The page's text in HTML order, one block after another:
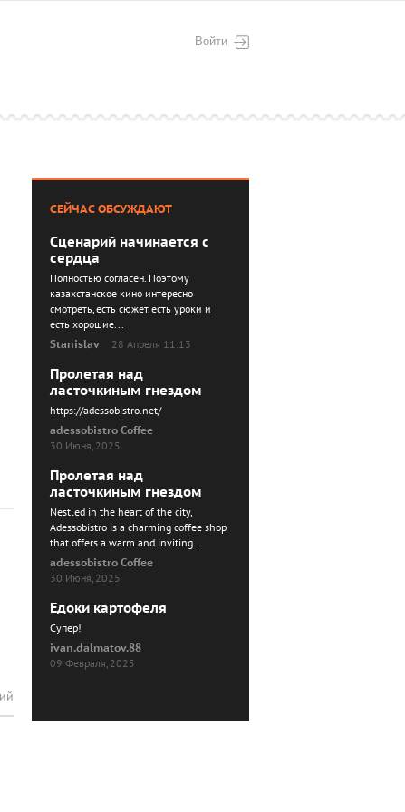
Войти
СЕЙЧАС ОБСУЖДАЮТ
Сценарий начинается с
сердца
Полностью согласен. Поэтому
казахстанское кино интересно
смотреть, есть сюжет, есть уроки и
есть хорошие...
Stanislav
28 Апреля 11:13
Пролетая над
ласточкиным гнездом
https://adessobistro.net/
adessobistro Coffee
30 Июня, 2025
Пролетая над
ласточкиным гнездом
Nestled in the heart of the city,
Adessobistro is a charming coffee shop
that offers a warm and inviting...
adessobistro Coffee
30 Июня, 2025
Едоки картофеля
Cупер!
ivan.dalmatov.88
09 Февраля, 2025